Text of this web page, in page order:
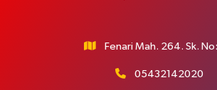
Fenari Mah. 264. Sk.
05432142020